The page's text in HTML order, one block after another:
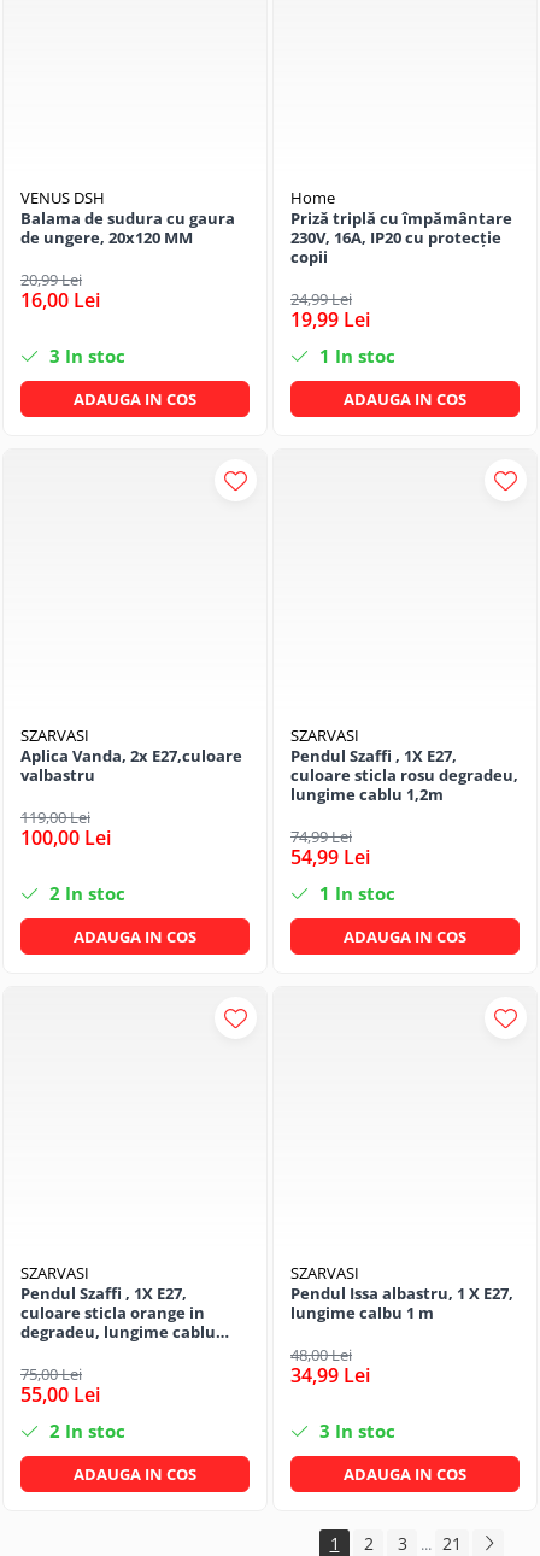
VENUS DSH
Balama de sudura cu gaura
de ungere, 20x120 MM
20,99 Lei
16,00 Lei
3 In stoc
ADAUGA IN COS
Home
Priză triplă cu împământare
230V, 16A, IP20 cu protecție
copii
24,99 Lei
19,99 Lei
1 In stoc
ADAUGA IN COS
SZARVASI
Aplica Vanda, 2x E27,culoare
valbastru
119,00 Lei
100,00 Lei
2 In stoc
ADAUGA IN COS
SZARVASI
Pendul Szaffi , 1X E27,
culoare sticla rosu degradeu,
lungime cablu 1,2m
74,99 Lei
54,99 Lei
1 In stoc
ADAUGA IN COS
SZARVASI
Pendul Szaffi , 1X E27,
culoare sticla orange in
degradeu, lungime cablu
75,00 Lei
55,00 Lei
2 In stoc
ADAUGA IN COS
SZARVASI
Pendul Issa albastru, 1 X E27,
lungime calbu 1 m
48,00 Lei
34,99 Lei
3 In stoc
ADAUGA IN COS
1 2 3 ... 21